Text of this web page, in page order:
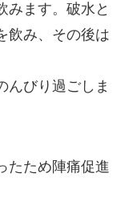
みます。破水と
飲み、その後は
んびり過ごしま
たため陣痛促進